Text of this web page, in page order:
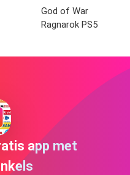
God of War
Ragnarok PS5
app met